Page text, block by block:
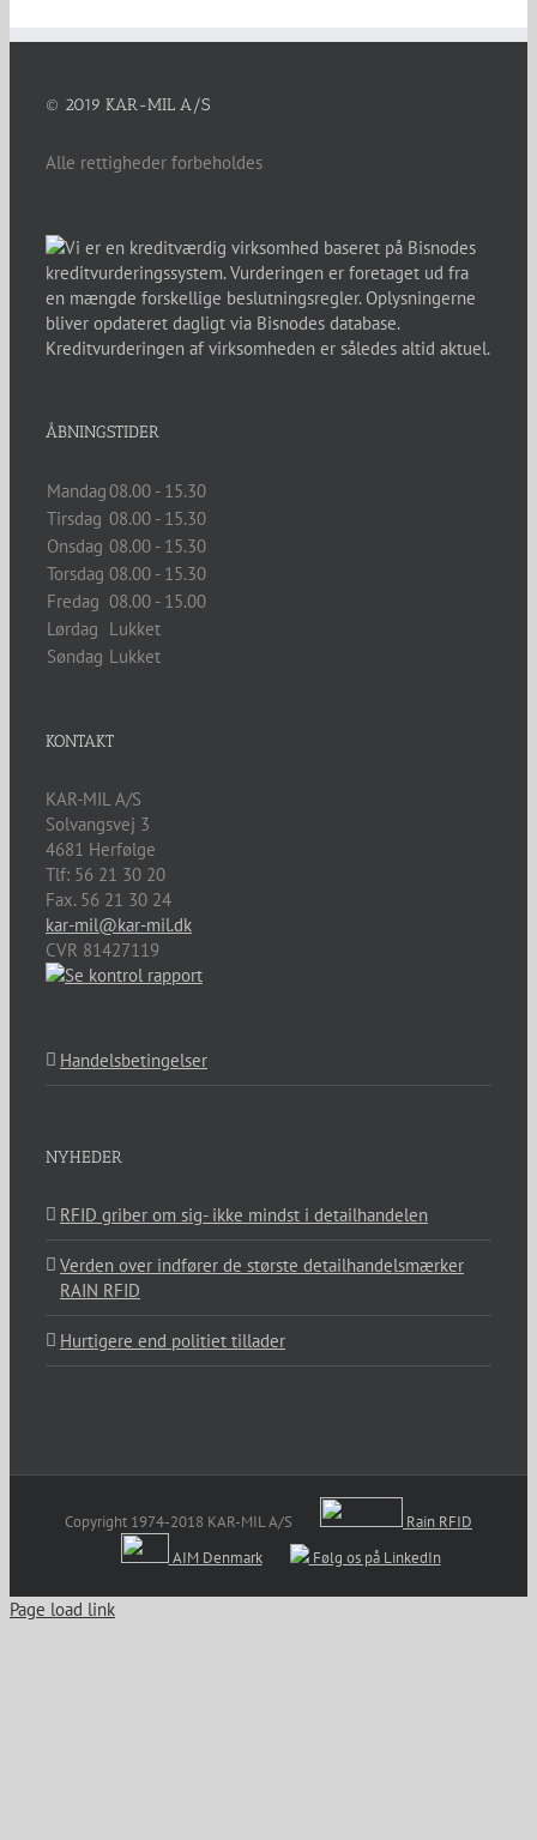
© 2019 KAR-MIL A/S
Alle rettigheder forbeholdes
ÅBNINGSTIDER
Mandag08.00 - 15.30
Tirsdag 08.00 - 15.30
Onsdag 08.00 - 15.30
Torsdag 08.00 - 15.30
Fredag 08.00 - 15.00
Lørdag Lukket
Søndag Lukket
KONTAKT
KAR-MIL A/S
Solvangsvej 3
4681 Herfølge
Tlf: 56 21 30 20
Fax. 56 21 30 24
kar-mil@kar-mil.dk
CVR 81427119
Handelsbetingelser
NYHEDER
RFID griber om sig- ikke mindst i detailhandelen
Verden over indfører de største detailhandelsmærker
RAIN RFID
Hurtigere end politiet tillader
Copyright 1974-2018 KAR-MIL A/S
Rain RFID
AIM Denmark
Følg os på LinkedIn
Page load link